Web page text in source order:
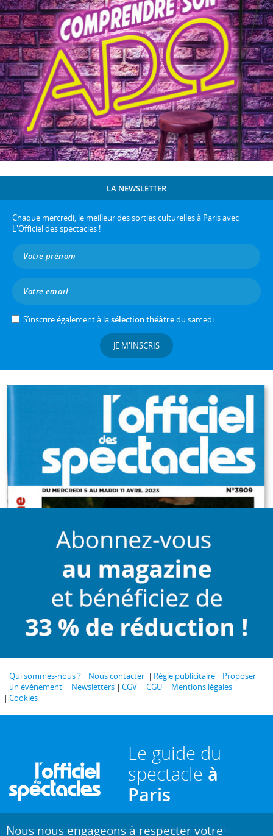
LA NEWSLETTER
Chaque mercredi, le meilleur des sorties culturelles à Paris avec
L'Officiel des spectacles !
S’inscrire également à lasélection théâtredu samedi
JE M'INSCRIS
Qui sommes-nous ? Nous contacter Régie publicitaire
Proposer
un événement
Newsletters CGV CGU
Mentions légales
Cookies
Le guide du
spectacle à
Paris
Créé en 1946, L'Officiel des spectacles estl'hebdomadaire de
Nous nous engageons à respecter votre